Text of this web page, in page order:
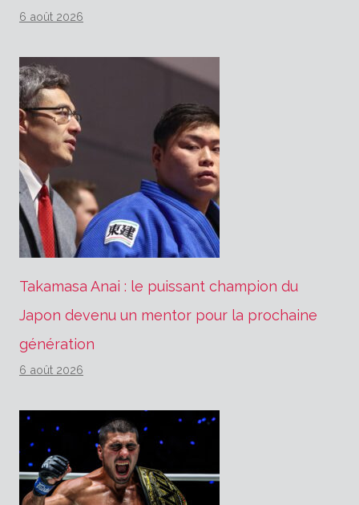
6 août 2026
Takamasa Anai : le puissant champion du
Japon devenu un mentor pour la prochaine
génération
6 août 2026